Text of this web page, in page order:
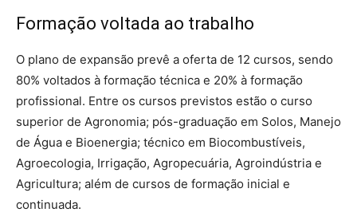
Formação voltada ao trabalho
O plano de expansão prevê a oferta de 12 cursos, sendo
80% voltados à formação técnica e 20% à formação
profissional. Entre os cursos previstos estão o curso
superior de Agronomia; pós-graduação em Solos, Manejo
de Água e Bioenergia; técnico em Biocombustíveis,
Agroecologia, Irrigação, Agropecuária, Agroindústria e
Agricultura; além de cursos de formação inicial e
continuada.